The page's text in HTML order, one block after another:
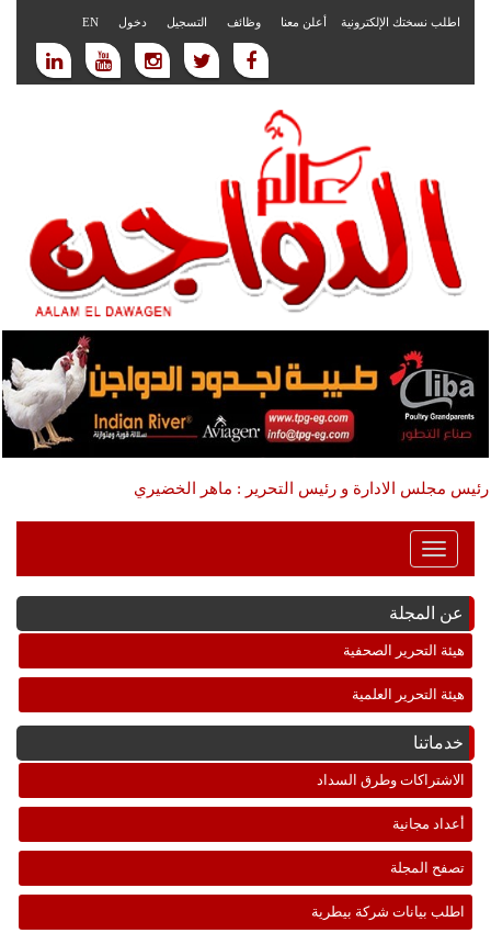
اطلب نسختك الإلكترونية أعلن معنا وظائف التسجيل دخول EN
رئيس مجلس الادارة و رئيس التحرير : ماهر الخضيري
Toggle
Navigation
عن المجلة
هيئة التحرير الصحفية
هيئة التحرير العلمية
خدماتنا
الاشتراكات وطرق السداد
أعداد مجانية
تصفح المجلة
اطلب بيانات شركة بيطرية